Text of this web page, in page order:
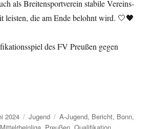
als Breitensportverein stabile Vereins-
leisten, die am Ende belohnt wird. 🤍🖤
2024 Kategorien
Jugend Schlagwörter
A-Jugend, Bericht, Bonn,